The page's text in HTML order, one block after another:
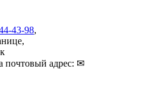
43-98,
почтовый адрес: ✉